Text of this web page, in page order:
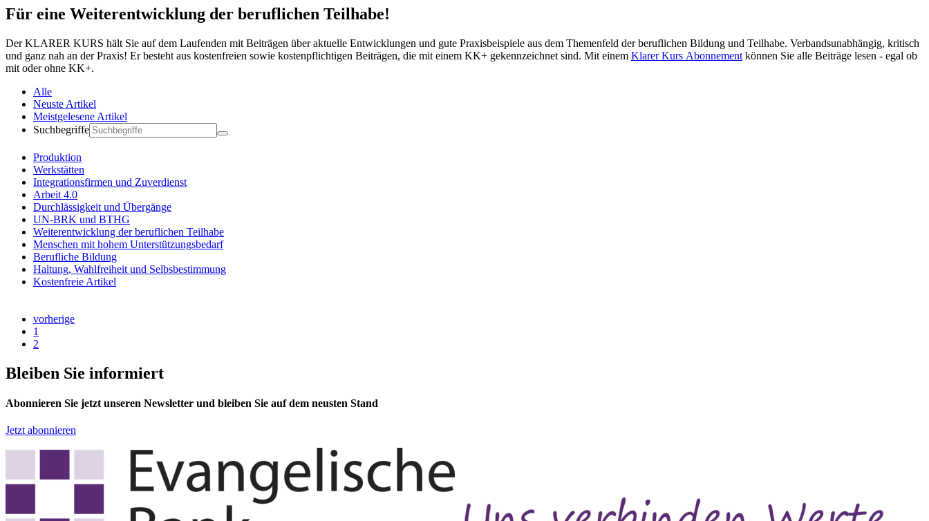
Für eine Weiterentwicklung der beruflichen Teilhabe!
Der KLARER KURS hält Sie auf dem Laufenden mit Beiträgen über aktuelle Entwicklungen und gute Praxisbeispiele aus dem Themenfeld der beruflichen Bildung und Teilhabe. Verbandsunabhängig, kritisch
und ganz nah an der Praxis! Er besteht aus kostenfreien sowie kostenpflichtigen Beiträgen, die mit einem KK+ gekennzeichnet sind. Mit einem Klarer Kurs Abonnement können Sie alle Beiträge lesen - egal ob
mit oder ohne KK+.
Alle
Neuste Artikel
Meistgelesene Artikel
Suchbegriffe
Produktion
Werkstätten
Integrationsfirmen und Zuverdienst
Arbeit 4.0
Durchlässigkeit und Übergänge
UN-BRK und BTHG
Weiterentwicklung der beruflichen Teilhabe
Menschen mit hohem Unterstützungsbedarf
Berufliche Bildung
Haltung, Wahlfreiheit und Selbsbestimmung
Kostenfreie Artikel
vorherige
1
2
Bleiben Sie informiert
Abonnieren Sie jetzt unseren Newsletter und bleiben Sie auf dem neusten Stand
Jetzt abonnieren